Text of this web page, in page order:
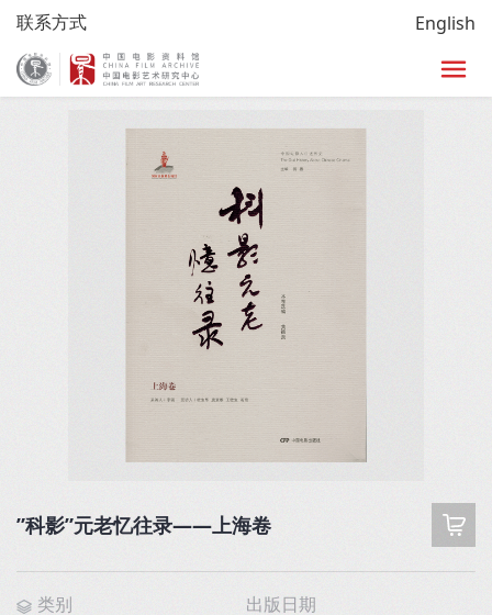
联系方式 English
首页 /研究 /图书 /图书详细页
”科影”元老忆往录——上海卷
类别
出版日期